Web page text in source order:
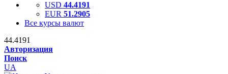
USD 44.4191
EUR 51.2905
Все курсы валют
44.4191
Авторизация
Поиск
UA